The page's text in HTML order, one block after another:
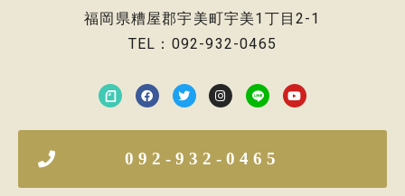
福岡県糟屋郡宇美町宇美1丁目2-1
TEL：092-932-0465
092-932-0465